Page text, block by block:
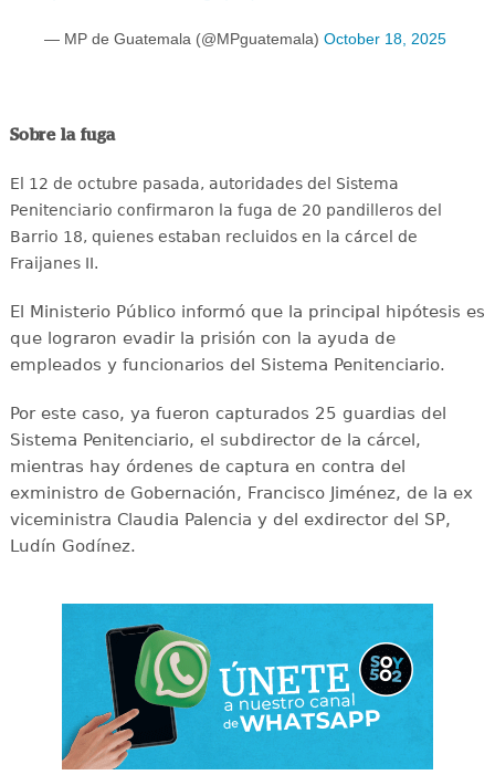
— MP de Guatemala (@MPguatemala) October 18, 2025
Sobre la fuga
El 12 de octubre pasada, autoridades del Sistema
Penitenciario confirmaron la fuga de 20 pandilleros del
Barrio 18, quienes estaban recluidos en la cárcel de
Fraijanes II.
El Ministerio Público informó que la principal hipótesis es
que lograron evadir la prisión con la ayuda de
empleados y funcionarios del Sistema Penitenciario.
Por este caso, ya fueron capturados 25 guardias del
Sistema Penitenciario, el subdirector de la cárcel,
mientras hay órdenes de captura en contra del
exministro de Gobernación, Francisco Jiménez, de la ex
viceministra Claudia Palencia y del exdirector del SP,
Ludín Godínez.